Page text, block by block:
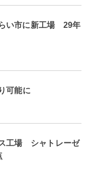
い市に新工場 29年
可能に
工場 シャトレーゼ